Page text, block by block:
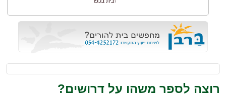
רוצה לספר משהו על דרושים?